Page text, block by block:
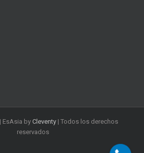
EsAsia byCleventy| Todos los derechos
reservados